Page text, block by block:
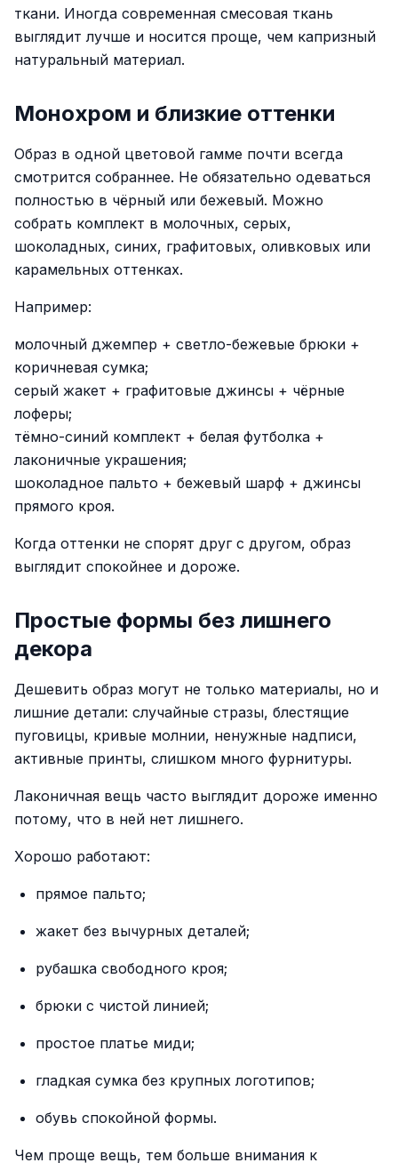
ткани. Иногда современная смесовая ткань
выглядит лучше и носится проще, чем капризный
натуральный материал.
Монохром и близкие оттенки
Образ в одной цветовой гамме почти всегда
смотрится собраннее. Не обязательно одеваться
полностью в чёрный или бежевый. Можно
собрать комплект в молочных, серых,
шоколадных, синих, графитовых, оливковых или
карамельных оттенках.
Например:
молочный джемпер + светло-бежевые брюки +
коричневая сумка;
серый жакет + графитовые джинсы + чёрные
лоферы;
тёмно-синий комплект + белая футболка +
лаконичные украшения;
шоколадное пальто + бежевый шарф + джинсы
прямого кроя.
Когда оттенки не спорят друг с другом, образ
выглядит спокойнее и дороже.
Простые формы без лишнего
декора
Дешевить образ могут не только материалы, но и
лишние детали: случайные стразы, блестящие
пуговицы, кривые молнии, ненужные надписи,
активные принты, слишком много фурнитуры.
Лаконичная вещь часто выглядит дороже именно
потому, что в ней нет лишнего.
Хорошо работают:
прямое пальто;
жакет без вычурных деталей;
рубашка свободного кроя;
брюки с чистой линией;
простое платье миди;
гладкая сумка без крупных логотипов;
обувь спокойной формы.
Чем проще вещь, тем больше внимания к